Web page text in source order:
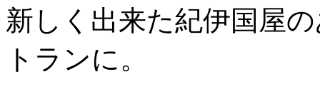
新しく出来た紀伊国屋
トランに。